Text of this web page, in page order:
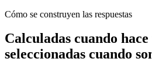
Cómo se construyen las respuestas
Calculadas cuando
seleccionadas cuando